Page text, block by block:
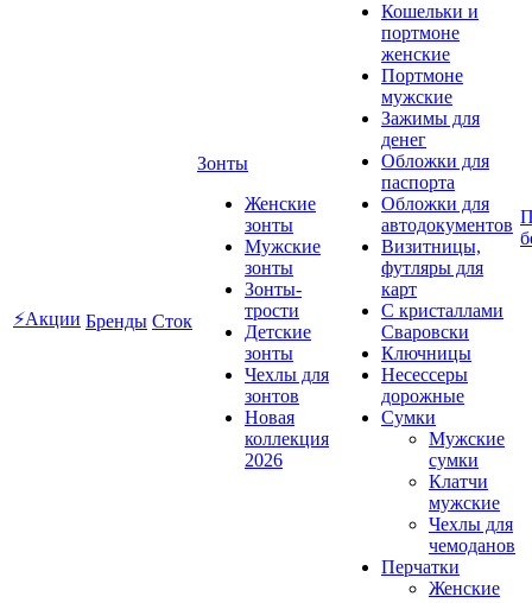
⚡Акции Бренды Сток
Зонты
Женские
зонты
Мужские
зонты
Зонты-
трости
Детские
зонты
Чехлы для
зонтов
Новая
коллекция
2026
Кошельки и
портмоне
женские
Портмоне
мужские
Зажимы для
денег
Обложки для
паспорта
Обложки для
автодокументов
Визитницы,
футляры для
карт
C кристаллами
Сваровски
Ключницы
Несессеры
дорожные
Сумки
Мужские
сумки
Клатчи
мужские
Чехлы для
чемоданов
Перчатки
Женские